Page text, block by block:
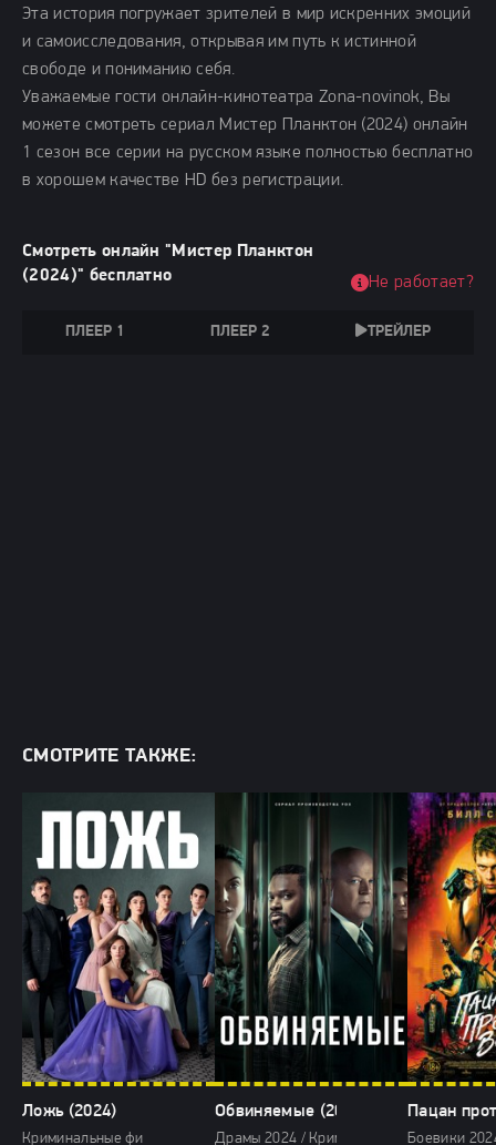
Эта история погружает зрителей в мир искренних эмоций
и самоисследования, открывая им путь к истинной
свободе и пониманию себя.
Уважаемые гости онлайн-кинотеатра Zona-novinok, Вы
можете смотреть сериал Мистер Планктон (2024) онлайн
1 сезон все серии на русском языке полностью бесплатно
в хорошем качестве HD без регистрации.
Смотреть онлайн "Мистер Планктон
(2024)" бесплатно
ПЛЕЕР 1 ПЛЕЕР 2 ТРЕЙЛЕР
Не работает?
СМОТРИТЕ ТАКЖЕ:
Ложь (2024)
Криминальные фильмы 2024 / Сериалы 2024 / Фильмы 2024
Обвиняемые (2024)
Драмы 2024 / Криминальные фильмы
Пацан
Боевики